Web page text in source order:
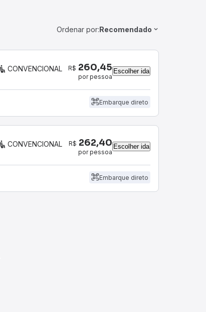
Ordenar por:Recomendado
CONVENCIONAL R$ 260,45
por pessoa
Escolher ida
Embarque direto
CONVENCIONAL R$ 262,40
por pessoa
Escolher ida
Embarque direto